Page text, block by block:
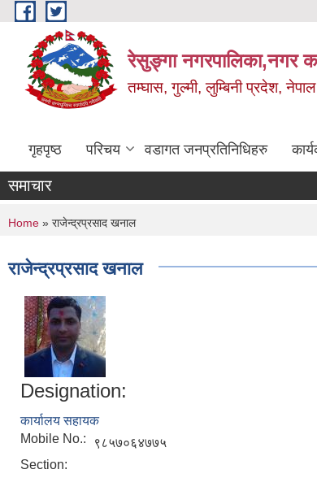
Skip to main content
रेसुङ्गा नगरपालिका,नगर
तम्घास, गुल्मी, लुम्बिनी प्रदेश, नेपाल
गृहपृष्ठ परिचय वडागत जनप्रतिनिधिहरु
समाचार
You are here
Home » राजेन्द्रप्रसाद खनाल
राजेन्द्रप्रसाद खनाल
Designation:
कार्यालय सहायक
Mobile No.:
९८५७०६४७७५
Section: